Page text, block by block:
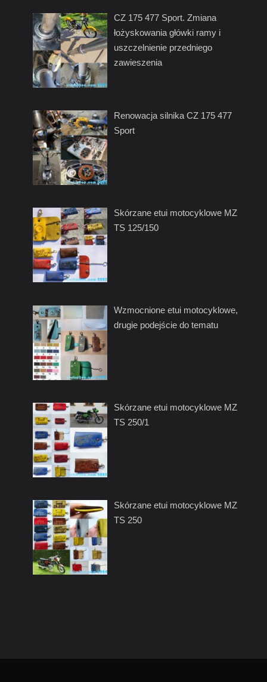
CZ 175 477 Sport. Zmiana
łożyskowania główki ramy i
uszczelnienie przedniego
zawieszenia
Renowacja silnika CZ 175 477
Sport
Skórzane etui motocyklowe MZ
TS 125/150
Wzmocnione etui motocyklowe,
drugie podejście do tematu
Skórzane etui motocyklowe MZ
TS 250/1
Skórzane etui motocyklowe MZ
TS 250